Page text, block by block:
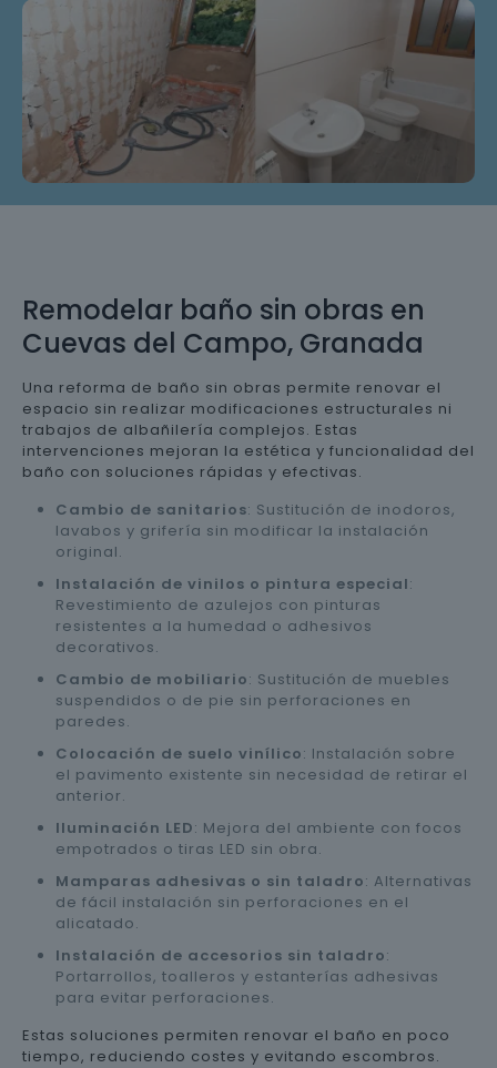
Remodelar baño sin obras en
Cuevas del Campo, Granada
Una reforma de baño sin obras permite renovar el
espacio sin realizar modificaciones estructurales ni
trabajos de albañilería complejos. Estas
intervenciones mejoran la estética y funcionalidad del
baño con soluciones rápidas y efectivas.
Cambio de sanitarios: Sustitución de inodoros,
lavabos y grifería sin modificar la instalación
original.
Instalación de vinilos o pintura especial:
Revestimiento de azulejos con pinturas
resistentes a la humedad o adhesivos
decorativos.
Cambio de mobiliario: Sustitución de muebles
suspendidos o de pie sin perforaciones en
paredes.
Colocación de suelo vinílico: Instalación sobre
el pavimento existente sin necesidad de retirar el
anterior.
Iluminación LED: Mejora del ambiente con focos
empotrados o tiras LED sin obra.
Mamparas adhesivas o sin taladro: Alternativas
de fácil instalación sin perforaciones en el
alicatado.
Instalación de accesorios sin taladro:
Portarrollos, toalleros y estanterías adhesivas
para evitar perforaciones.
Estas soluciones permiten renovar el baño en poco
tiempo, reduciendo costes y evitando escombros.